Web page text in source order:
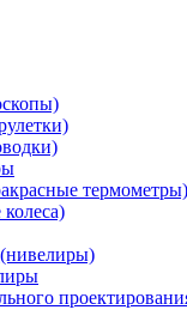
термометры)